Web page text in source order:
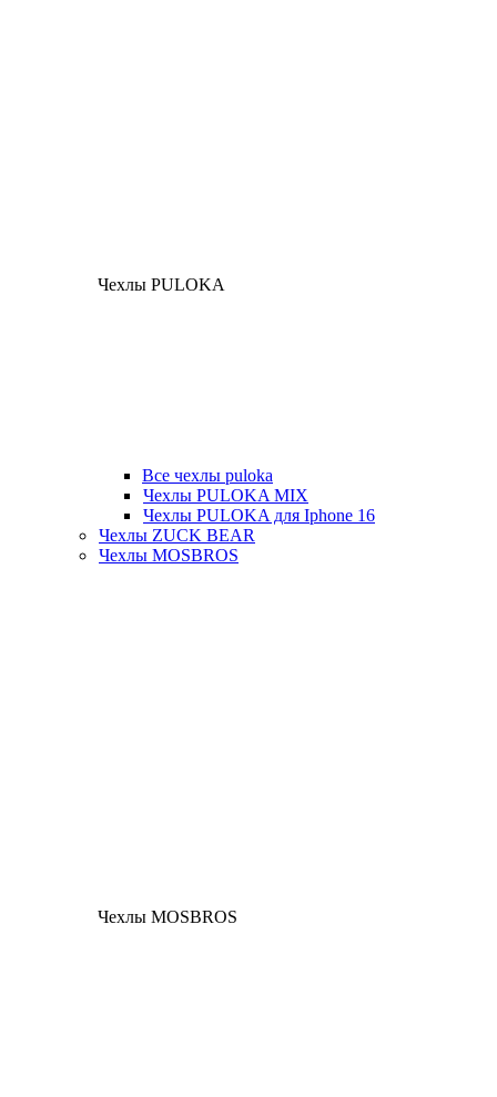
Чехлы PULOKA
Все чехлы puloka
Чехлы PULOKA MIX
Чехлы PULOKA для Iphone 16
Чехлы ZUCK BEAR
Чехлы MOSBROS
Чехлы MOSBROS